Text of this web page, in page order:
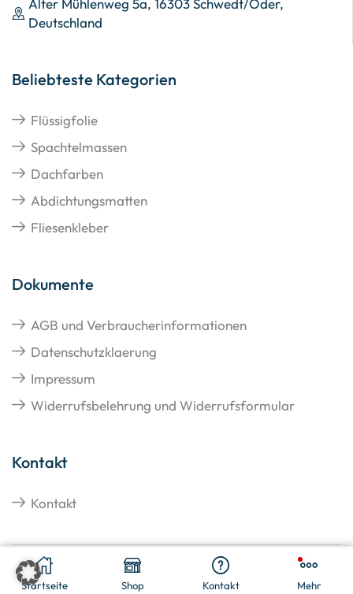
€ In Den Warenkorb
Startseite Shop Kontakt Mehr
Alter Mühlenweg 5a, 16303 Schwedt/Oder,
Deutschland
Beliebteste Kategorien
Flüssigfolie
Spachtelmassen
Dachfarben
Abdichtungsmatten
Fliesenkleber
Dokumente
AGB und Verbraucherinformationen
Datenschutzklaerung
Impressum
Widerrufsbelehrung und Widerrufsformular
Kontakt
Kontakt
Copyright © 2026 Hangato GmbH